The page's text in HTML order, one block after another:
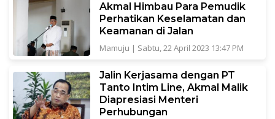
Akmal Himbau Para Pemudik
Perhatikan Keselamatan dan
Keamanan di Jalan
Mamuju | Sabtu, 22 April 2023 13:47 PM
Jalin Kerjasama dengan PT
Tanto Intim Line, Akmal Malik
Diapresiasi Menteri
Perhubungan